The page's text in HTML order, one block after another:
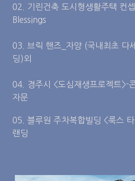
02. 기린건축 도시형생활주택 컨
Blessings
03. 브릭 핸즈_자양 (국내최초 다
딩)외
04. 경주시 <도심재생프로젝트>-
자문
05. 블루원 주차복합빌딩 <룩스
랜딩